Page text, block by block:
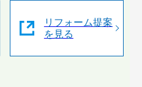
リフォーム提案
を見る